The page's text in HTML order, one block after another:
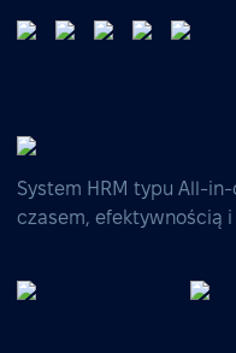
System HRM typu All-
czasem, efektywnością i